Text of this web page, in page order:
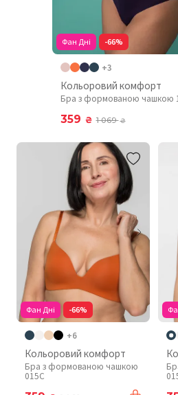
Фан Дні -66%
+3
Кольоровий комфорт
Бра з формованою чашкою
359 ₴ 1 069₴
Фан Дні -66%
+6
Кольоровий комфорт
Бра з формованою чашкою
015C